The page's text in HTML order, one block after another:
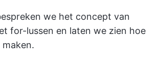
we het concept van
for-lussen en laten we zien hoe